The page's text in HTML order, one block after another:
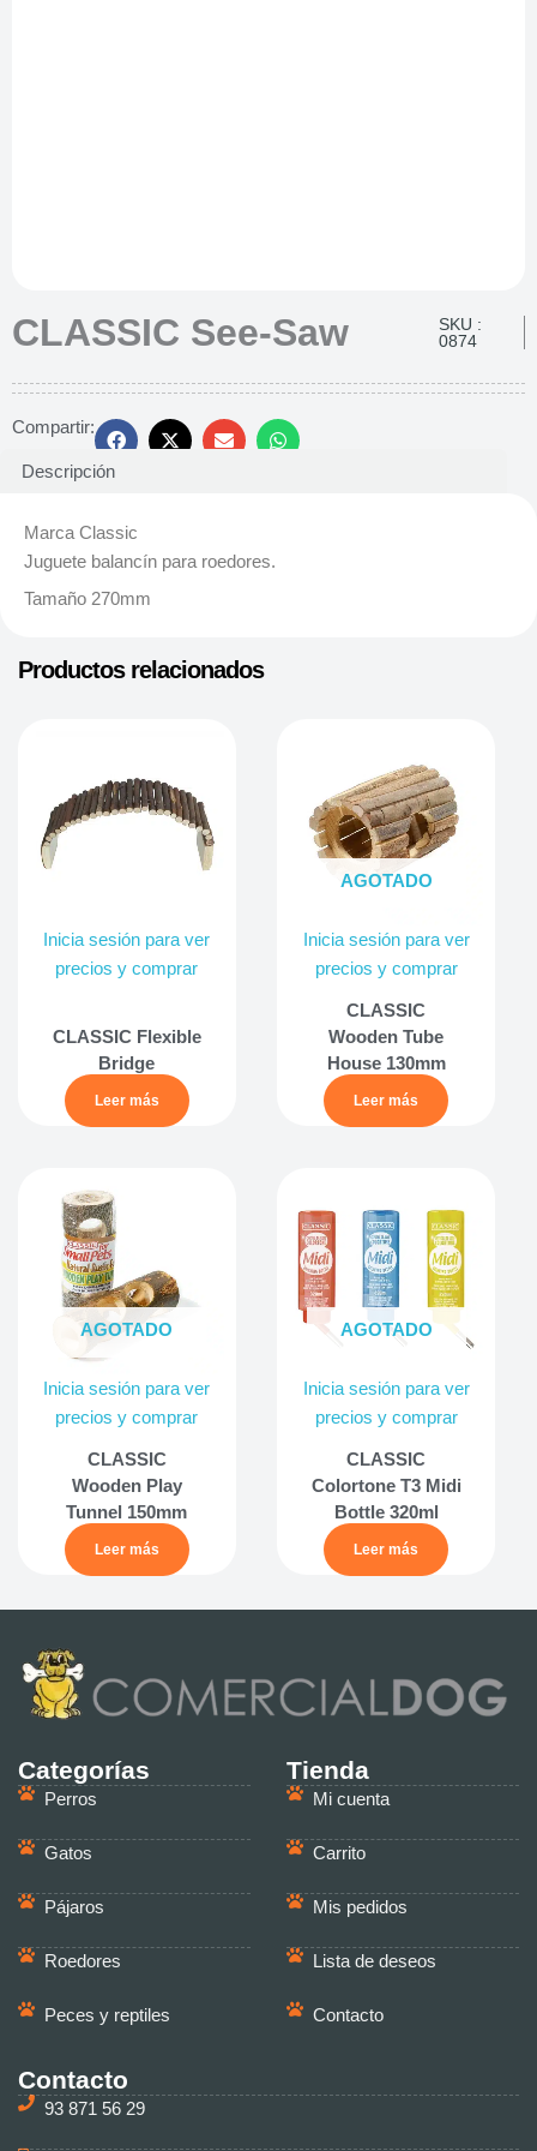
CLASSIC See-Saw
SKU :
0874
Compartir:
Descripción
Marca Classic
Juguete balancín para roedores.
Tamaño 270mm
Productos relacionados
Inicia sesión para ver
precios y comprar
CLASSIC Flexible
Bridge
Leer más
AGOTADO
Inicia sesión para ver
precios y comprar
CLASSIC
Wooden Tube
House 130mm
Leer más
AGOTADO
Inicia sesión para ver
precios y comprar
CLASSIC
Wooden Play
Tunnel 150mm
Leer más
AGOTADO
Inicia sesión para ver
precios y comprar
CLASSIC
Colortone T3 Midi
Bottle 320ml
Leer más
Categorías
Perros
Gatos
Pájaros
Roedores
Peces y reptiles
Tienda
Mi cuenta
Carrito
Mis pedidos
Lista de deseos
Contacto
Contacto
93 871 56 29